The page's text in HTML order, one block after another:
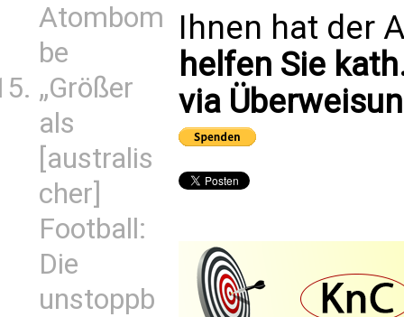
Atombom
be
„Größer
als
[australis
cher]
Football:
Die
unstoppb
Ihnen hat der
helfen Sie
via